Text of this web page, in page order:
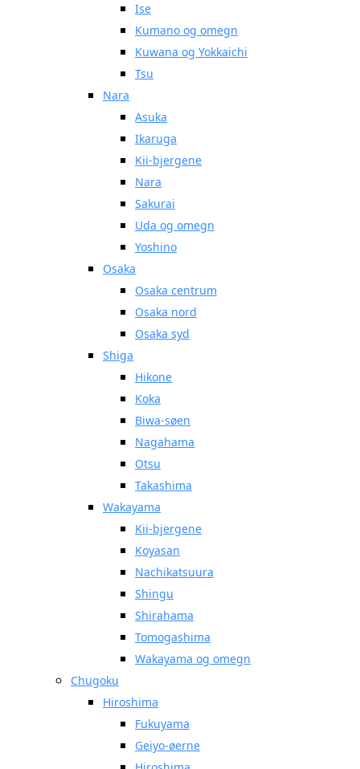
Ise
Kumano og omegn
Kuwana og Yokkaichi
Tsu
Nara
Asuka
Ikaruga
Kii-bjergene
Nara
Sakurai
Uda og omegn
Yoshino
Osaka
Osaka centrum
Osaka nord
Osaka syd
Shiga
Hikone
Koka
Biwa-søen
Nagahama
Otsu
Takashima
Wakayama
Kii-bjergene
Koyasan
Nachikatsuura
Shingu
Shirahama
Tomogashima
Wakayama og omegn
Chugoku
Hiroshima
Fukuyama
Geiyo-øerne